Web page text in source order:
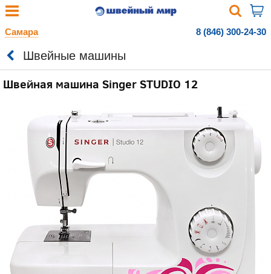
Самара 8 (846) 300-24-30
Швейные машины
Швейная машина Singer STUDIO 12